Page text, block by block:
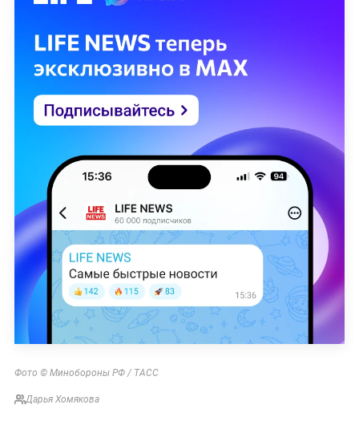
Фото © Минобороны РФ / ТАСС
Дарья Хомякова